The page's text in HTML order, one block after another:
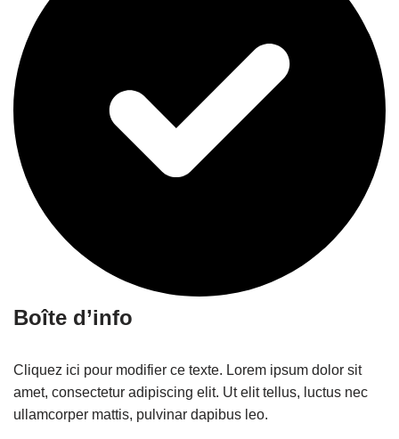
Boîte d’info
Cliquez ici pour modifier ce texte. Lorem ipsum dolor sit
amet, consectetur adipiscing elit. Ut elit tellus, luctus nec
ullamcorper mattis, pulvinar dapibus leo.